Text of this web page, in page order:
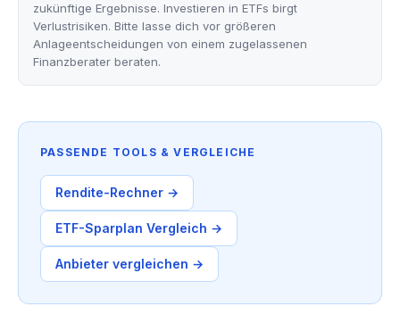
zukünftige Ergebnisse. Investieren in ETFs birgt
Verlustrisiken. Bitte lasse dich vor größeren
Anlageentscheidungen von einem zugelassenen
Finanzberater beraten.
PASSENDE TOOLS & VERGLEICHE
Rendite-Rechner →
ETF-Sparplan Vergleich →
Anbieter vergleichen →